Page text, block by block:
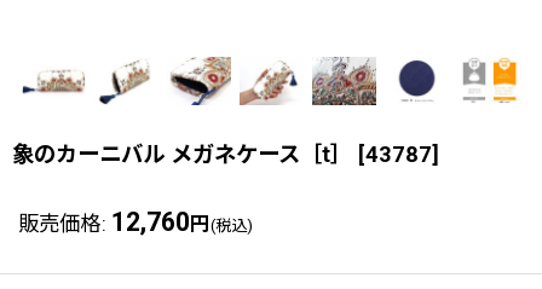
象のカーニバル メガネケース［t］ [43787]
販売価格: 12,760 円 (税込)